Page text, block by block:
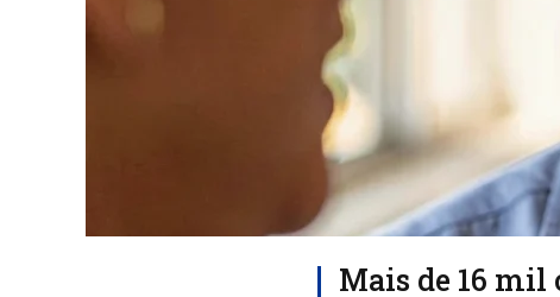
Mais de 16 mil